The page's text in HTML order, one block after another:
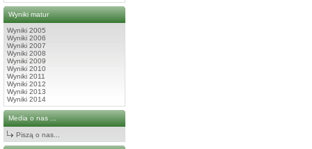
Wyniki matur
Wyniki 2005
Wyniki 2006
Wyniki 2007
Wyniki 2008
Wyniki 2009
Wyniki 2010
Wyniki 2011
Wyniki 2012
Wyniki 2013
Wyniki 2014
Media o nas ...
Piszą o nas...